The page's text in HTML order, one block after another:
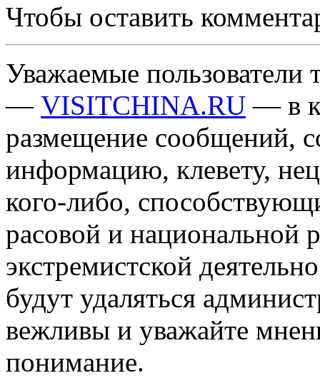
Чтобы оставить
Уважаемые пользователи
— VISITCHINA.RU — в
размещение сообщений,
информацию, клевету,
кого-либо,
расовой и национальной
экстремистской
будут удаляться
вежливы и уважайте
понимание.